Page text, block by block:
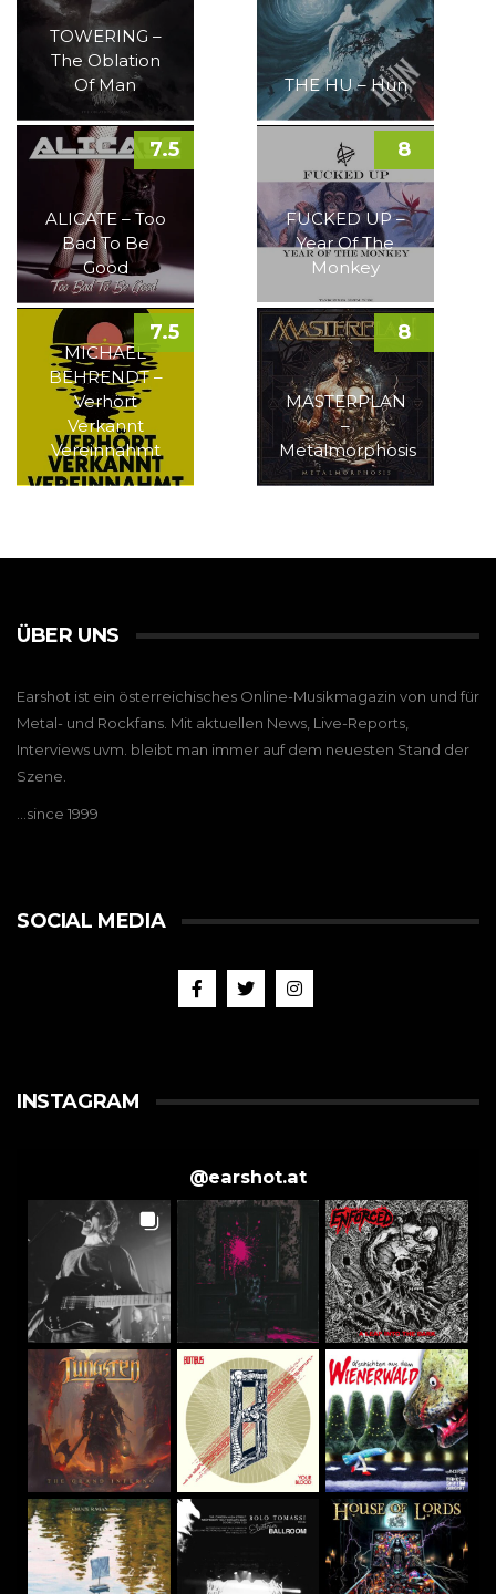
TOWERING –
The Oblation
Of Man
THE HU – Hun
ALICATE – Too
Bad To Be
Good
7.5
FUCKED UP –
Year Of The
Monkey
8
MICHAEL
BEHRENDT –
Verhört
Verkannt
Vereinnahmt
7.5
MASTERPLAN
–
Metalmorphosis
8
ÜBER UNS
Earshot ist ein österreichisches Online-Musikmagazin von und für
Metal- und Rockfans. Mit aktuellen News, Live-Reports,
Interviews uvm. bleibt man immer auf dem neuesten Stand der
Szene.
…since 1999
SOCIAL MEDIA
INSTAGRAM
@earshot.at